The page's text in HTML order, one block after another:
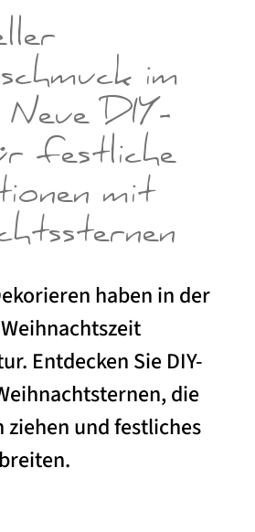
im
DIY-
festliche
mit
haben in der
Entdecken Sie DIY-
die
ziehen und festliches